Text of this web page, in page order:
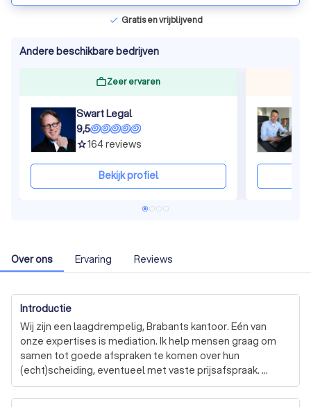
check Gratis en vrijblijvend
Andere beschikbare bedrijven
Zeer ervaren
Swart Legal
9,5
grade164reviews
Bekijk profiel
Over ons Ervaring Reviews
Introductie
Wij zijn een laagdrempelig, Brabants kantoor. Eén van
onze expertises is mediation. Ik help mensen graag om
samen tot goede afspraken te komen over hun
(echt)scheiding, eventueel met vaste prijsafspraak.
Mediation is de beste manier om dat te regelen, zeker als
er kinderen zijn.